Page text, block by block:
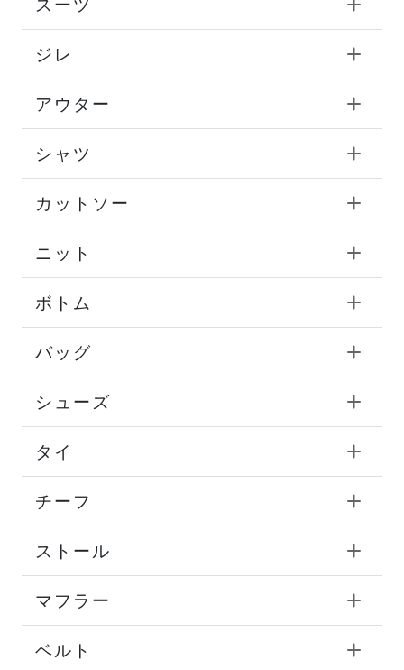
ジレ
アウター
シャツ
カットソー
ニット
ボトム
バッグ
シューズ
タイ
チーフ
ストール
マフラー
ベルト